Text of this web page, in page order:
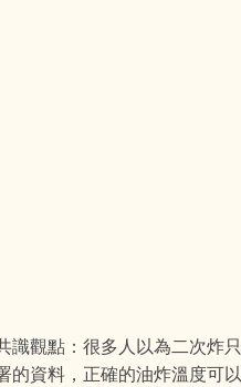
識觀點：很多人以為二次炸
的資料，正確的油炸溫度可